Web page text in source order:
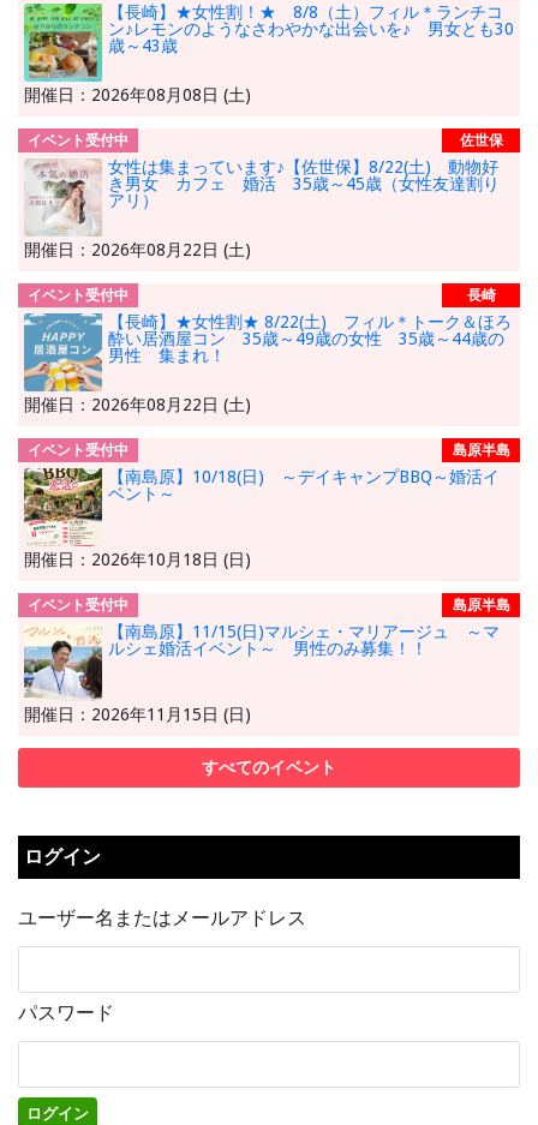
【長崎】★女性割！★ 8/8（土）フィル＊ランチコ
ン♪レモンのようなさわやかな出会いを♪ 男女とも30
歳～43歳
開催日：2026年08月08日 (土)
イベント受付中 佐世保
女性は集まっています♪【佐世保】8/22(土) 動物好
き男女 カフェ 婚活 35歳～45歳（女性友達割り
アリ）
開催日：2026年08月22日 (土)
イベント受付中 長崎
【長崎】★女性割★ 8/22(土) フィル＊トーク＆ほろ
酔い居酒屋コン 35歳～49歳の女性 35歳～44歳の
男性 集まれ！
開催日：2026年08月22日 (土)
イベント受付中 島原半島
【南島原】10/18(日) ～デイキャンプBBQ～婚活イ
ベント～
開催日：2026年10月18日 (日)
イベント受付中 島原半島
【南島原】11/15(日)マルシェ・マリアージュ ～マ
ルシェ婚活イベント～ 男性のみ募集！！
開催日：2026年11月15日 (日)
すべてのイベント
ログイン
ユーザー名またはメールアドレス
パスワード